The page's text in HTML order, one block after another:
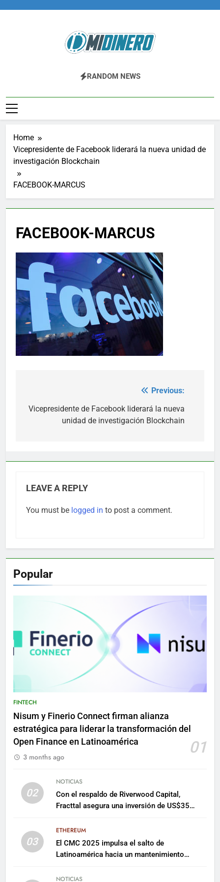
Midinero.co
Fintech, Criptomonedas
RANDOM NEWS
Home
Vicepresidente de Facebook liderará la nueva unidad de
investigación Blockchain
FACEBOOK-MARCUS
FACEBOOK-MARCUS
navigation
Previous:
Vicepresidente de Facebook liderará la nueva
unidad de investigación Blockchain
LEAVE A REPLY
You must be logged in to post a comment.
Popular
FINTECH
Nisum y Finerio Connect firman alianza
estratégica para liderar la transformación del
Open Finance en Latinoamérica
01
3 months ago
02
NOTICIAS
Con el respaldo de Riverwood Capital,
Fracttal asegura una inversión de US$35
03
ETHEREUM
El CMC 2025 impulsa el salto de
Latinoamérica hacia un mantenimiento
NOTICIAS